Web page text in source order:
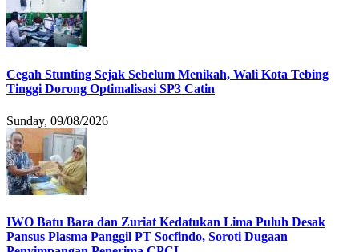
Cegah Stunting Sejak Sebelum Menikah, Wali Kota Tebing
Tinggi Dorong Optimalisasi SP3 Catin
Sunday, 09/08/2026
IWO Batu Bara dan Zuriat Kedatukan Lima Puluh Desak
Pansus Plasma Panggil PT Socfindo, Soroti Dugaan